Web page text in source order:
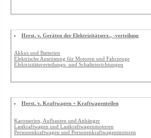
Herst. v. Geräten der Elektrizitätserz., -verteilung
Akkus und Batterien
Elektrische Ausrüstung für Motoren und Fahrzeuge
Elektrizitätsverteilungs- und Schalteinrichtungen
Herst. v. Kraftwagen + Kraftwagenteilen
Karosserien, Aufbauten und Anhänger
Lastkraftwagen und Lastkraftwagenmotoren
Personenkraftwagen und Personenkraftwagenmotoren